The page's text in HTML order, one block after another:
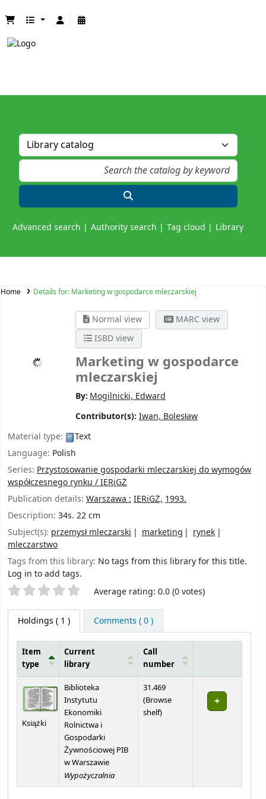
Advanced search Authority search Tag cloud Library
Home Details for: Marketing w gospodarce mleczarskiej
Normal view
MARC view
ISBD view
Marketing w gospodarce
mleczarskiej
By: Mogilnicki, Edward
Contributor(s): Iwan, Bolesław
Material type:
Text
Language: Polish
Series: Przystosowanie gospodarki mleczarskiej do wymogów
współczesnego rynku / IERiGŻ
Publication details: Warszawa :IERiGŻ,1993.
Description: 34s. 22 cm
Subject(s): przemysł mleczarski marketing
rynek
mleczarstwo
Tags from this library: No tags from this library for this title.
Log in to add tags.
Star ratings Average rating: 0.0 (0 votes)
Holdings ( 1 ) Comments ( 0 )
Item
type
Current
library
Call
number
Książki
Biblioteka
Instytutu
Ekonomiki
Rolnictwa i
Gospodarki
Żywnościowej PIB
w Warszawie
Wypożyczalnia
31.469
(Browse
shelf(Opens below)
)